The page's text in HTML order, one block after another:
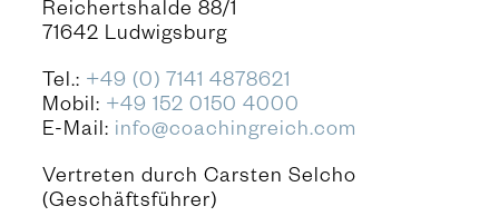
Reichertshalde 88/1
71642 Ludwigsburg
Tel.: +49 (0) 7141 4878621
Mobil: +49 152 0150 4000
E-Mail: info@coachingreich.com
Vertreten durch Carsten Selcho
(Geschäftsführer)